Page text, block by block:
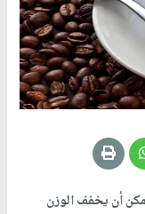
أن يخفف الوزن